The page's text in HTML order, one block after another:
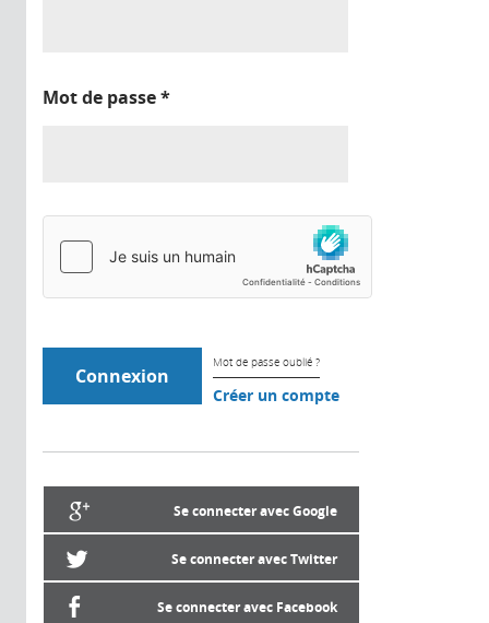
Mot de passe*
Mot de passe oublié ?
Créer un compte
Se connecter avec Google
Se connecter avec Twitter
Se connecter avec Facebook